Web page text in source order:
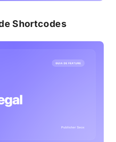
Shortcodes